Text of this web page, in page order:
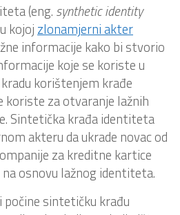
(eng. synthetic identity
kojoj zlonamjerni akter
informacije kako bi stvorio
koje se koriste u
korištenjem krađe
za otvaranje lažnih
Sintetička krađa identiteta
akteru da ukrade novac od
za kreditne kartice
osnovu lažnog identiteta.
sintetičku krađu